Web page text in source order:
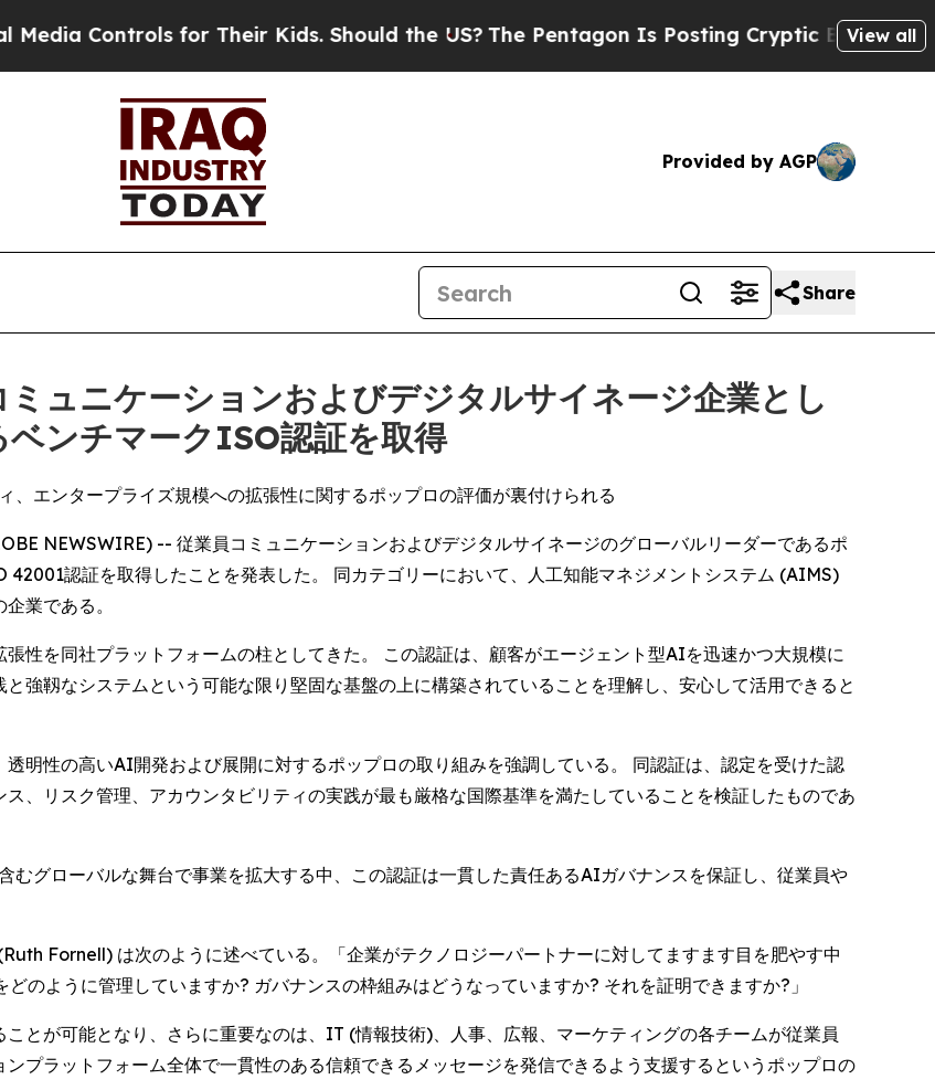
for Their Kids. Should the US? The Pentagon Is Posting Cryptic Biblical Messages
View all
Provided by AGP
Share
ュニケーションおよびデジタルサイネージ企業とし
ンチマークISO認証を取得
エンタープライズ規模への拡張性に関するポップロの評価が裏付けられる
NEWSWIRE) -- 従業員コミュニケーションおよびデジタルサイネージのグローバルリーダーであるポ
認証を取得したことを発表した。 同カテゴリーにおいて、人工知能マネジメントシステム (AIMS)
業である。
性を同社プラットフォームの柱としてきた。 この認証は、顧客がエージェント型AIを迅速かつ大規模に
強靱なシステムという可能な限り堅固な基盤の上に構築されていることを理解し、安心して活用できると
明性の高いAI開発および展開に対するポップロの取り組みを強調している。 同認証は、認定を受けた認
、リスク管理、アカウンタビリティの実践が最も厳格な国際基準を満たしていることを検証したものであ
むグローバルな舞台で事業を拡大する中、この認証は一貫した責任あるAIガバナンスを保証し、従業員や
Fornell) は次のように述べている。「企業がテクノロジーパートナーに対してますます目を肥やす中
のように管理していますか? ガバナンスの枠組みはどうなっていますか? それを証明できますか?」
とが可能となり、さらに重要なのは、IT (情報技術)、人事、広報、マーケティングの各チームが従業員
プラットフォーム全体で一貫性のある信頼できるメッセージを発信できるよう支援するというポップロの